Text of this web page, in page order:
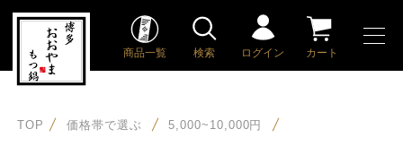
商品一覧 検索 ログイン カート
TOP 価格帯で選ぶ 5,000~10,000円